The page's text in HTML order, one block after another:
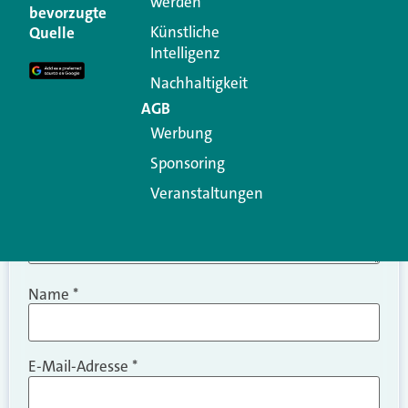
Ihre E-Mail-Adresse wird nicht veröffentlicht.
Erforderliche Felder sind mit
Kommentar
Name *
E-Mail-Adresse *
bevorzugte
Quelle
Künstliche
Intelligenz
Nachhaltigkeit
AGB
Werbung
Sponsoring
Veranstaltungen